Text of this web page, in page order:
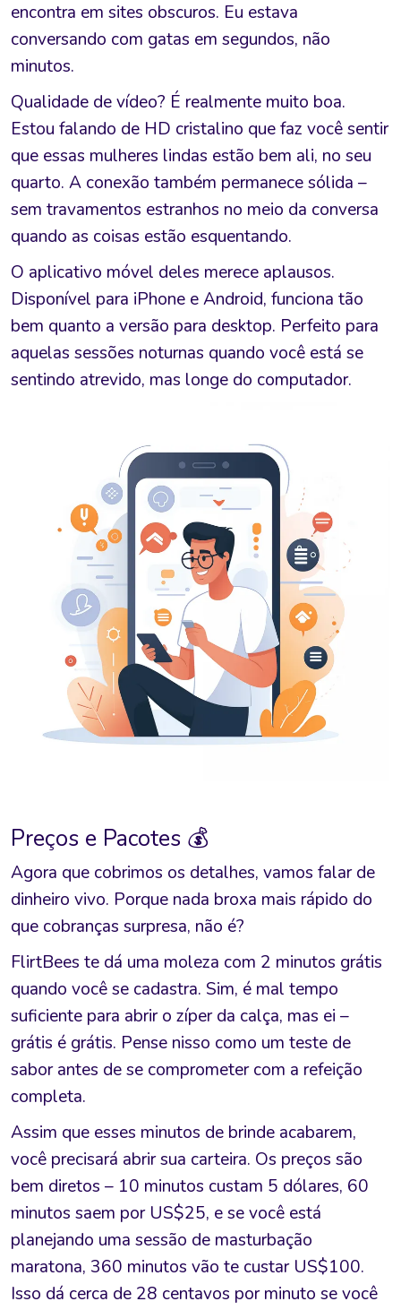
encontra em sites obscuros. Eu estava
conversando com gatas em segundos, não
minutos.
Qualidade de vídeo? É realmente muito boa.
Estou falando de HD cristalino que faz você sentir
que essas mulheres lindas estão bem ali, no seu
quarto. A conexão também permanece sólida –
sem travamentos estranhos no meio da conversa
quando as coisas estão esquentando.
O aplicativo móvel deles merece aplausos.
Disponível para iPhone e Android, funciona tão
bem quanto a versão para desktop. Perfeito para
aquelas sessões noturnas quando você está se
sentindo atrevido, mas longe do computador.
Preços e Pacotes 💰
Agora que cobrimos os detalhes, vamos falar de
dinheiro vivo. Porque nada broxa mais rápido do
que cobranças surpresa, não é?
FlirtBees te dá uma moleza com 2 minutos grátis
quando você se cadastra. Sim, é mal tempo
suficiente para abrir o zíper da calça, mas ei –
grátis é grátis. Pense nisso como um teste de
sabor antes de se comprometer com a refeição
completa.
Assim que esses minutos de brinde acabarem,
você precisará abrir sua carteira. Os preços são
bem diretos – 10 minutos custam 5 dólares, 60
minutos saem por US$25, e se você está
planejando uma sessão de masturbação
maratona, 360 minutos vão te custar US$100.
Isso dá cerca de 28 centavos por minuto se você